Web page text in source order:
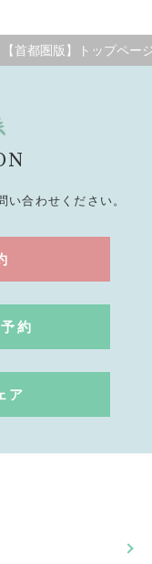
【首都圏版】トップペー
合わせください。
約
ア